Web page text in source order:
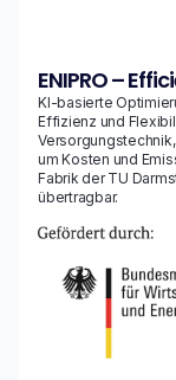
ENIPRO –
KI-basierte
Effizienz und
um Kosten und
Fabrik der TU
übertragbar.